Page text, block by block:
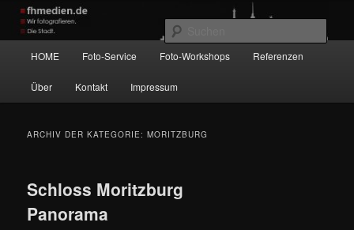
Zum
primären
Inhalt
springen
Zum
sekundären
Inhalt
springen
Wir fotografieren die Hauptstadt!
HOME Foto-Service Foto-Workshops Referenzen
Über Kontakt Impressum
ARCHIV DER KATEGORIE:MORITZBURG
Schloss Moritzburg
Panorama